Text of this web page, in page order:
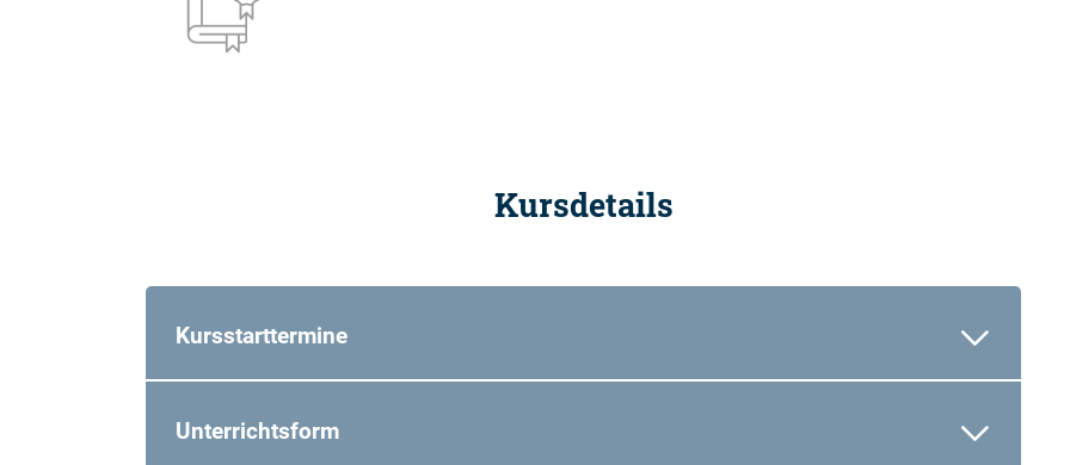
Kursdetails
Kursstarttermine
Unterrichtsform